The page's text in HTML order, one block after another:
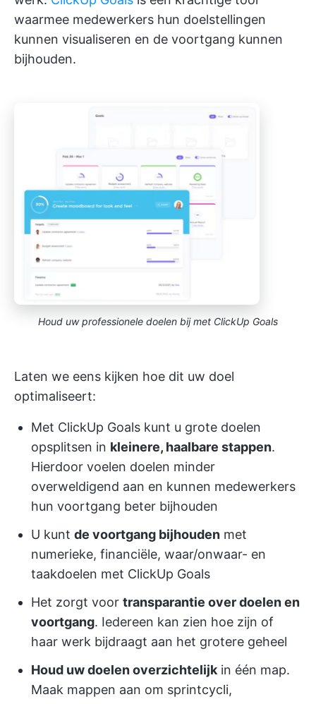
waarmee medewerkers hun doelstellingen
kunnen visualiseren en de voortgang kunnen
bijhouden.
Houd uw professionele doelen bij met ClickUp Goals
Laten we eens kijken hoe dit uw doel
optimaliseert:
Met ClickUp Goals kunt u grote doelen
opsplitsen in kleinere, haalbare stappen.
Hierdoor voelen doelen minder
overweldigend aan en kunnen medewerkers
hun voortgang beter bijhouden
U kunt de voortgang bijhouden met
numerieke, financiële, waar/onwaar- en
taakdoelen met ClickUp Goals
Het zorgt voor transparantie over doelen en
voortgang. Iedereen kan zien hoe zijn of
haar werk bijdraagt aan het grotere geheel
Houd uw doelen overzichtelijk in één map.
Maak mappen aan om sprintcycli,